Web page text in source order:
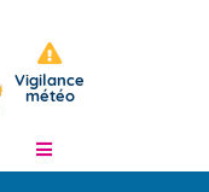
Vigilance
météo